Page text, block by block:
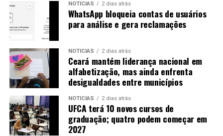
NOTICIAS 2 dias atrás
WhatsApp bloqueia contas de usuários
para análise e gera reclamações
NOTICIAS 2 dias atrás
Ceará mantém liderança nacional em
alfabetização, mas ainda enfrenta
desigualdades entre municípios
NOTICIAS 2 dias atrás
UFCA terá 10 novos cursos de
graduação; quatro podem começar em
2027